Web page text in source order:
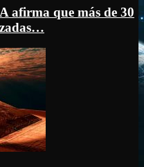
afirma que más de 30